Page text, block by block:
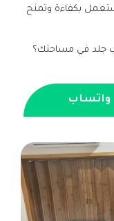
بكفاءة وتمنح
جلد في مساحتك؟
واتساب